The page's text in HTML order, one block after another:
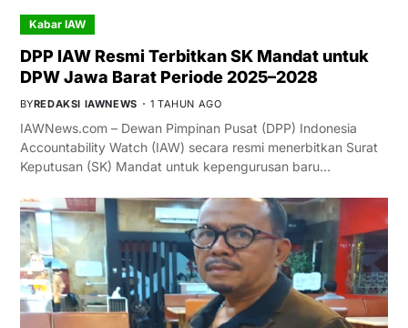
Kabar IAW
DPP IAW Resmi Terbitkan SK Mandat untuk
DPW Jawa Barat Periode 2025–2028
BYREDAKSI IAWNEWS 1 TAHUN AGO
IAWNews.com – Dewan Pimpinan Pusat (DPP) Indonesia
Accountability Watch (IAW) secara resmi menerbitkan Surat
Keputusan (SK) Mandat untuk kepengurusan baru…